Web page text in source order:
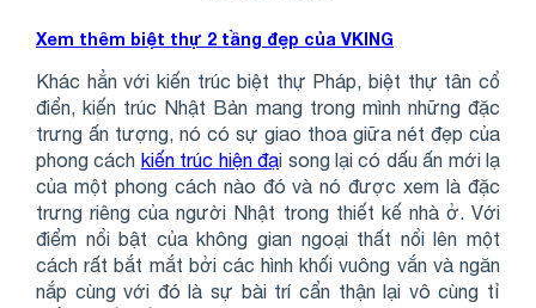
Xem thêm biệt thự 2 tầng đẹp của VKING
Khác hẳn với kiến trúc biệt thự Pháp, biệt thự tân cổ
điển, kiến trúc Nhật Bản mang trong mình những đặc
trưng ấn tượng, nó có sự giao thoa giữa nét đẹp của
phong cách kiến trúc hiện đại song lại có dấu ấn mới lạ
của một phong cách nào đó và nó được xem là đặc
trưng riêng của người Nhật trong thiết kế nhà ở. Với
điểm nổi bật của không gian ngoại thất nổi lên một
cách rất bắt mắt bởi các hình khối vuông vắn và ngăn
nắp cùng với đó là sự bài trí cẩn thận lại vô cùng tỉ